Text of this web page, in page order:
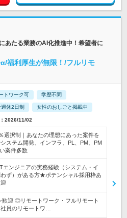
あたる業務のAI化推進中！希望者に
福利厚生が無限！/フルリモ
トワーク可 学歴不問
休2日制 女性のおしごと掲載中
2026/11/02
選択制｜あなたの理想にあった案件を
ステム開発、インフラ、PL、PM、PM
案件多数
エンジニアの実務経験（システム・イ
ず）がある方★ポテンシャル採用枠あ
迎 ◎リモートワーク・フルリモート
員のリモートワ…